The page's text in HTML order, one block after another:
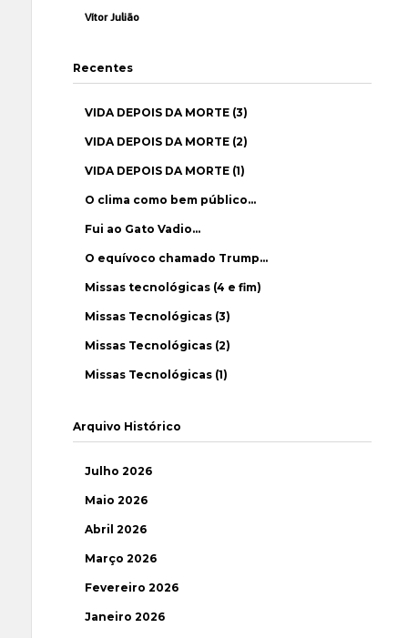
Vítor Julião
Recentes
VIDA DEPOIS DA MORTE (3)
VIDA DEPOIS DA MORTE (2)
VIDA DEPOIS DA MORTE (1)
O clima como bem público…
Fui ao Gato Vadio…
O equívoco chamado Trump…
Missas tecnológicas (4 e fim)
Missas Tecnológicas (3)
Missas Tecnológicas (2)
Missas Tecnológicas (1)
Arquivo Histórico
Julho 2026
Maio 2026
Abril 2026
Março 2026
Fevereiro 2026
Janeiro 2026